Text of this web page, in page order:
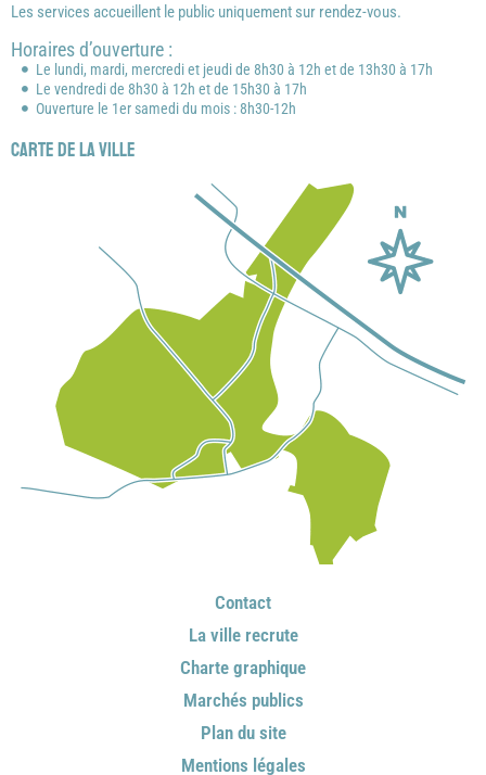
Les services accueillent le public uniquement sur rendez-vous.
Horaires d’ouverture :
Le lundi, mardi, mercredi et jeudi de 8h30 à 12h et de 13h30 à 17h
Le vendredi de 8h30 à 12h et de 15h30 à 17h
Ouverture le 1er samedi du mois : 8h30-12h
Carte de la ville
Contact
La ville recrute
Charte graphique
Marchés publics
Plan du site
Mentions légales